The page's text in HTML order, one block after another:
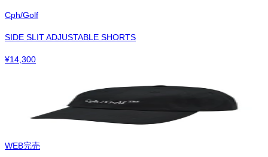
Cph/Golf
SIDE SLIT ADJUSTABLE SHORTS
¥14,300
WEB完売